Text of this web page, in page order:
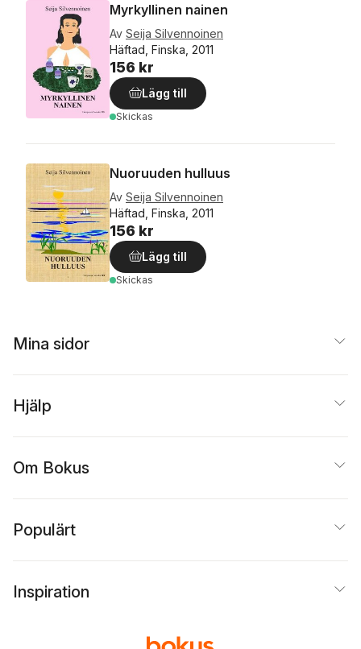
Myrkyllinen nainen
Av Seija Silvennoinen
Häftad, Finska, 2011
156 kr
Lägg till
Skickas
Nuoruuden hulluus
Av Seija Silvennoinen
Häftad, Finska, 2011
156 kr
Lägg till
Skickas
Mina sidor
Hjälp
Om Bokus
Populärt
Inspiration